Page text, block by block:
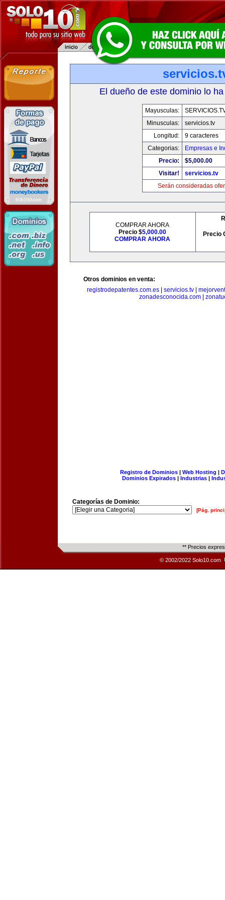
El dueño de este dominio lo
Mayusculas:
Minusculas:
servicios.tv
Longitud:
9 caracteres
Categorias:
Empresas e
Precio:
$5,000.00
Visitar!
servicios.tv
Serán consideradas
COMPRAR AHORA
Precio $5,000.00
COMPRAR AHORA
Precio
Otros dominios en venta:
registrodepatentes.com.es
servicios.tv
zonadesconocida.com|
Registro de Dominios| Web Hosting |
Dominios Expirados | Industrias |
Categorías de Dominio:
[Pág.
** Precios
© 2002/2022 Solo10.com